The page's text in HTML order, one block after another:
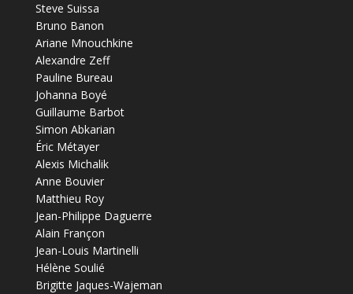
Steve Suissa
Bruno Banon
Ariane Mnouchkine
Alexandre Zeff
Pauline Bureau
Johanna Boyé
Guillaume Barbot
Simon Abkarian
Éric Métayer
Alexis Michalik
Anne Bouvier
Matthieu Roy
Jean-Philippe Daguerre
Alain Françon
Jean-Louis Martinelli
Hélène Soulié
Brigitte Jaques-Wajeman